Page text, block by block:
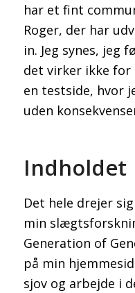
har et fint
Roger, der har
in. Jeg synes, jeg
det virker ikke for
en testside, hvor
uden
Indholdet
Det hele drejer
min
Generation of
på min
sjov og arbejde i